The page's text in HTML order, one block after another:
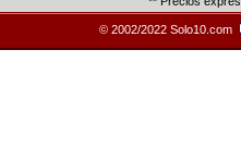
© 2002/2022 Solo10.com